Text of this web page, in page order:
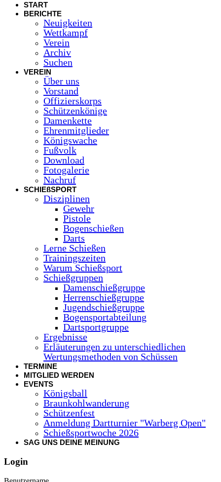
START
BERICHTE
Neuigkeiten
Wettkampf
Verein
Archiv
Suchen
VEREIN
Über uns
Vorstand
Offizierskorps
Schützenkönige
Damenkette
Ehrenmitglieder
Königswache
Fußvolk
Download
Fotogalerie
Nachruf
SCHIEßSPORT
Disziplinen
Gewehr
Pistole
Bogenschießen
Darts
Lerne Schießen
Trainingszeiten
Warum Schießsport
Schießgruppen
Damenschießgruppe
Herrenschießgruppe
Jugendschießgruppe
Bogensportabteilung
Dartsportgruppe
Ergebnisse
Erläuterungen zu unterschiedlichen
Wertungsmethoden von Schüssen
TERMINE
MITGLIED WERDEN
EVENTS
Königsball
Braunkohlwanderung
Schützenfest
Anmeldung Dartturnier "Warberg Open"
Schießsportwoche 2026
SAG UNS DEINE MEINUNG
Login